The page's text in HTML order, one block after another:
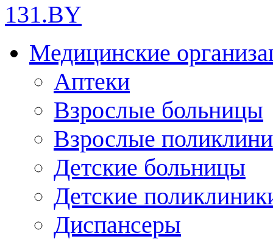
131.BY
Медицинские
Аптеки
Взрослые больницы
Взрослые
Детские больницы
Детские
Диспансеры